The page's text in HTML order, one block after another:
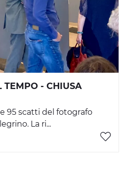
TEMPO - CHIUSA
95 scatti del fotografo
La ri...